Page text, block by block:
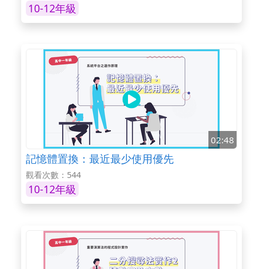
10-12年級
02:48
記憶體置換：最近最少使用優先
觀看次數：544
10-12年級